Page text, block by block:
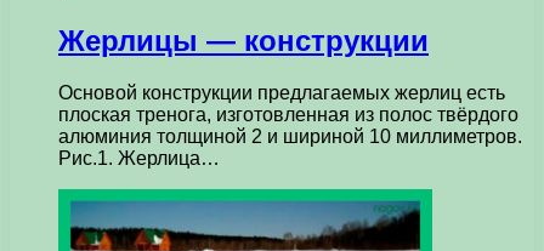
Жерлицы — конструкции
Основой конструкции предлагаемых жерлиц есть
плоская тренога, изготовленная из полос твёрдого
алюминия толщиной 2 и шириной 10 миллиметров.
Рис.1. Жерлица…